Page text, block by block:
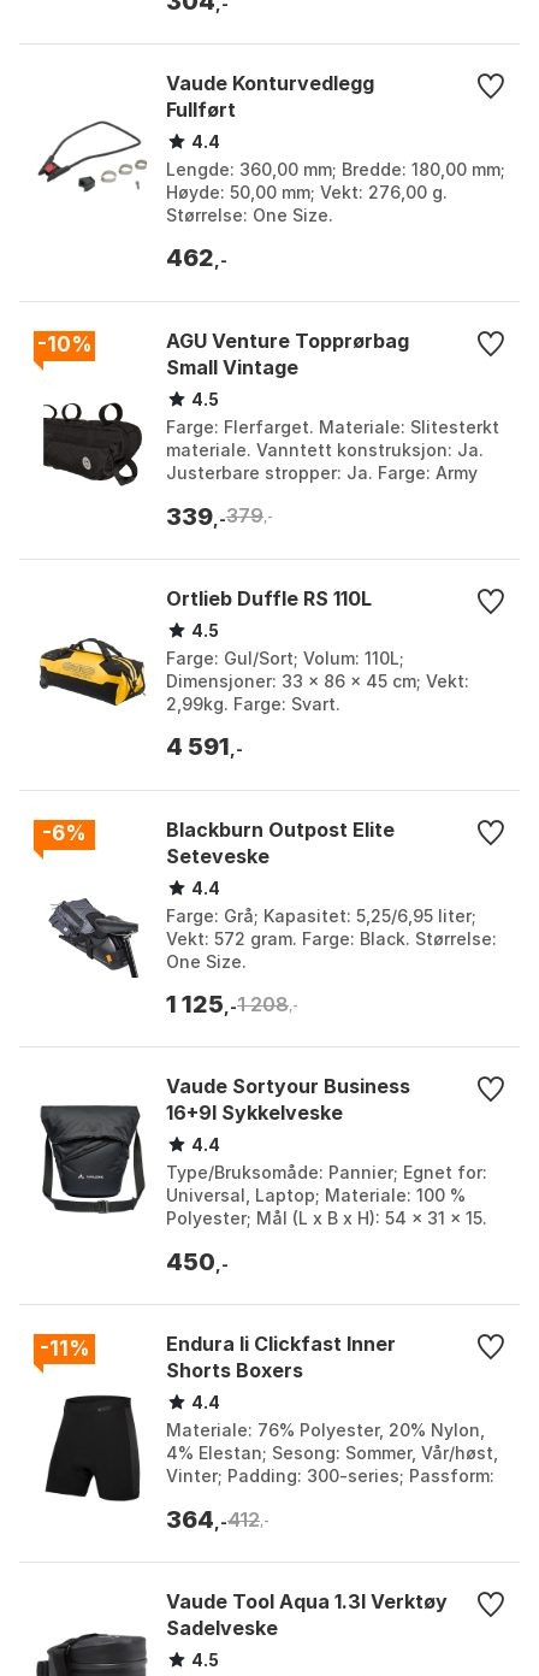
Vaude Konturvedlegg
Fullført
4.4
Lengde: 360,00 mm; Bredde: 180,00 mm;
Høyde: 50,00 mm; Vekt: 276,00 g.
Størrelse: One Size.
462 ,-
-10%
AGU Venture Topprørbag
Small Vintage
4.5
Farge: Flerfarget. Materiale: Slitesterkt
materiale. Vanntett konstruksjon: Ja.
Justerbare stropper: Ja. Farge: Army
Black, B...
339 ,-379,-
Ortlieb Duffle RS 110L
4.5
Farge: Gul/Sort; Volum: 110L;
Dimensjoner: 33 x 86 x 45 cm; Vekt:
2,99kg. Farge: Svart.
4 591 ,-
-6%
Blackburn Outpost Elite
Seteveske
4.4
Farge: Grå; Kapasitet: 5,25/6,95 liter;
Vekt: 572 gram. Farge: Black. Størrelse:
One Size.
1 125 ,-1 208 ,-
Vaude Sortyour Business
16+9l Sykkelveske
4.4
Type/Bruksomåde: Pannier; Egnet for:
Universal, Laptop; Materiale: 100 %
Polyester; Mål (L x B x H): 54 x 31 x 15.
One S...
450 ,-
-11%
Endura Ii Clickfast Inner
Shorts Boxers
4.4
Materiale: 76% Polyester, 20% Nylon,
4% Elestan; Sesong: Sommer, Vår/høst,
Vinter; Padding: 300-series; Passform:
364 ,-412 ,-
Vaude Tool Aqua 1.3l Verktøy
Sadelveske
4.5